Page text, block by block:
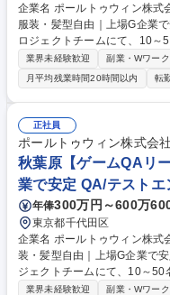
企業名 ポールトゥウィン株式会社 求人名 新大久保【ゲームQA
服装・髪型自由｜上場G企業で安定◎ 仕事の内容 大手ゲー
ロジェクトチームにて、10～
司令塔（リーダー）です。実
定や進捗管理、顧客折衝等の管理業務を
ン】■チーム牽引:メンバーの
ト推進:テスト計画の策定、見
設計:顧客企業と合意した方針
【入社後の流れ】入社後はテ
修からスタート。その後は先
を深められます。 募集職種 新大久保【ゲームQAリーダー】服装・髪型自
由｜上場G企業で安定◎
業界未経験歓迎 副業・Wワー
月平均残業時間20時間以内
転
正社員
ポールトゥウィン株式会社
秋葉原【ゲームQAリ
業で安定 QA/テストエ
年俸300万円～600万
東京都千代田区
企業名 ポールトゥウィン株式会社 求人名 秋葉原【ゲームQAリ
装・髪型自由｜上場G企業で安定◎ 仕事の内容 大手ゲームメー
ジェクトチームにて、10～50
令塔（リーダー）です。実際
業界未経験歓迎 副業・Wワー